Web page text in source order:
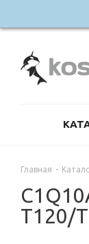
Главная -
T120/